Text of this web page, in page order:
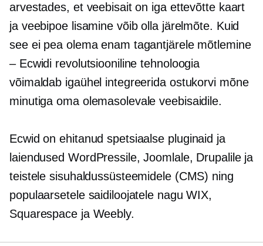
arvestades, et veebisait on iga ettevõtte kaart
ja veebipoe lisamine võib olla järelmõte. Kuid
see ei pea olema enam tagantjärele mõtlemine
– Ecwidi revolutsiooniline tehnoloogia
võimaldab igaühel integreerida ostukorvi mõne
minutiga oma olemasolevale veebisaidile.
Ecwid on ehitanud spetsiaalse pluginaid ja
laiendused WordPressile, Joomlale, Drupalile ja
teistele sisuhaldussüsteemidele (CMS) ning
populaarsetele saidiloojatele nagu WIX,
Squarespace ja Weebly.